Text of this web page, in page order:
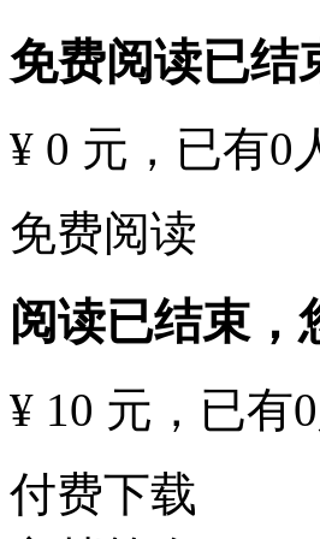
免费阅读已结
¥ 0 元 ，已有0
免费阅读
阅读已结束，
¥ 10 元 ，已有0
付费下载